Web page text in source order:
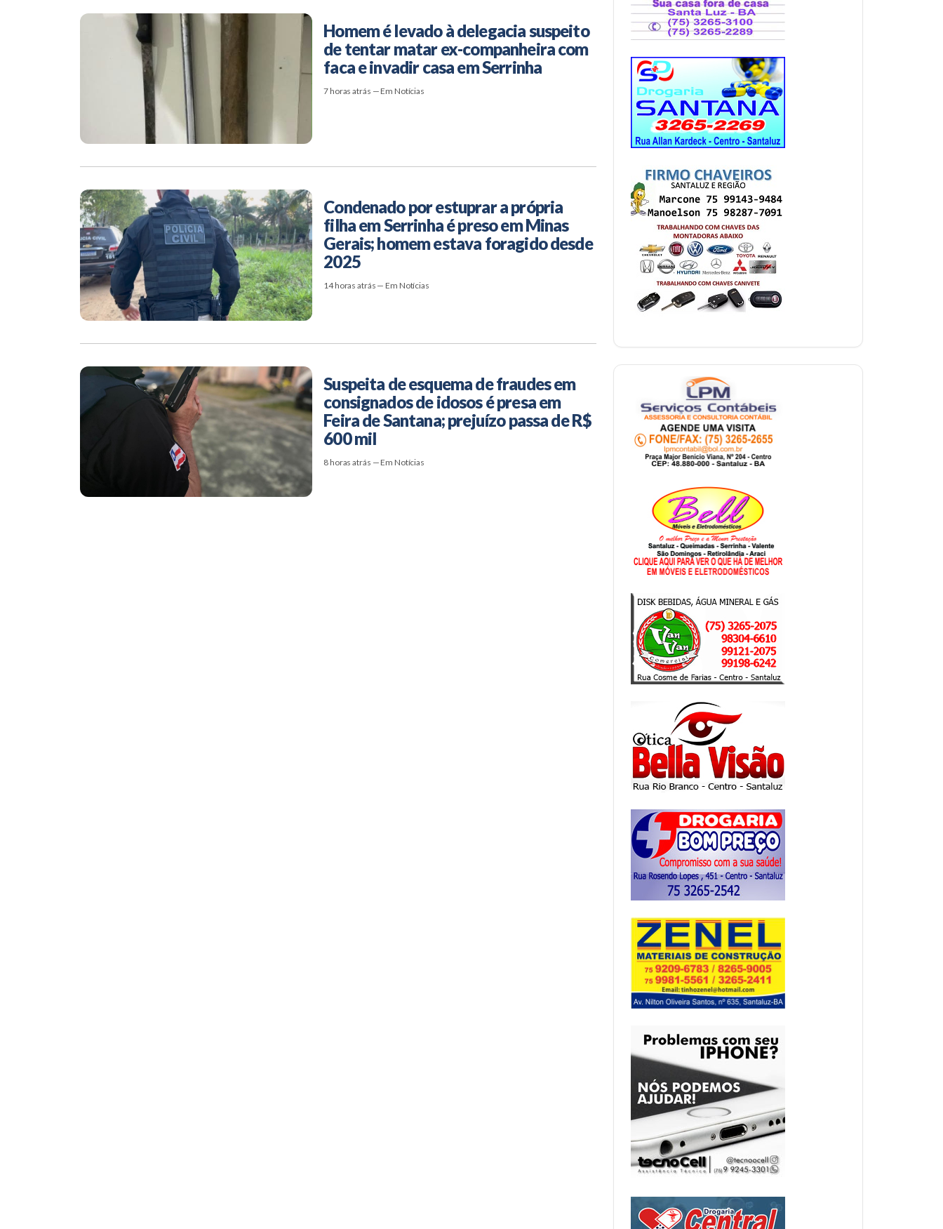
Homem é levado à delegacia suspeito
de tentar matar ex-companheira com
faca e invadir casa em Serrinha
7 horas atrás — Em Notícias
Condenado por estuprar a própria
filha em Serrinha é preso em Minas
Gerais; homem estava foragido desde
2025
14 horas atrás — Em Notícias
Suspeita de esquema de fraudes em
consignados de idosos é presa em
Feira de Santana; prejuízo passa de R$
600 mil
8 horas atrás — Em Notícias